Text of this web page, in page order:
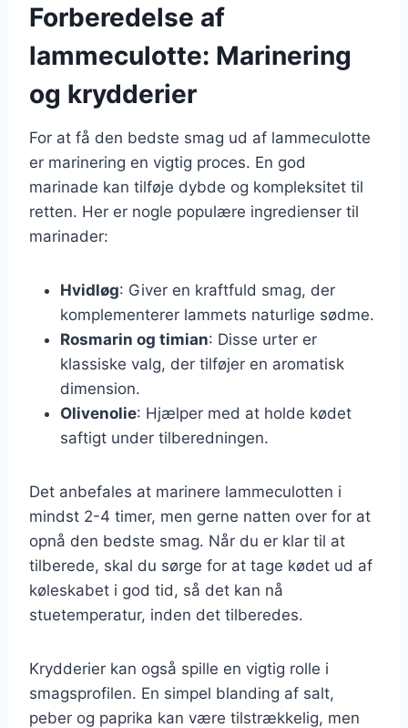
Forberedelse af
lammeculotte: Marinering
og krydderier
For at få den bedste smag ud af lammeculotte
er marinering en vigtig proces. En god
marinade kan tilføje dybde og kompleksitet til
retten. Her er nogle populære ingredienser til
marinader:
Hvidløg: Giver en kraftfuld smag, der
komplementerer lammets naturlige sødme.
Rosmarin og timian: Disse urter er
klassiske valg, der tilføjer en aromatisk
dimension.
Olivenolie: Hjælper med at holde kødet
saftigt under tilberedningen.
Det anbefales at marinere lammeculotten i
mindst 2-4 timer, men gerne natten over for at
opnå den bedste smag. Når du er klar til at
tilberede, skal du sørge for at tage kødet ud af
køleskabet i god tid, så det kan nå
stuetemperatur, inden det tilberedes.
Krydderier kan også spille en vigtig rolle i
smagsprofilen. En simpel blanding af salt,
peber og paprika kan være tilstrækkelig, men